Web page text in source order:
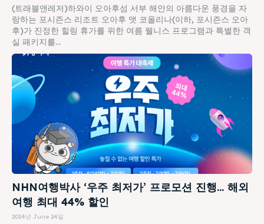
(트래블앤레저)하와이 오아후섬 서부 해안의 아름다운 풍경을 자
랑하는 포시즌스 리조트 오아후 앳 코올리나(이하, 포시즌스 오아
후)가 진정한 힐링 휴가를 위한 여름 웰니스 프로그램과 특별한 객
실 패키지를...
NHN여행박사 ‘우주 최저가’ 프로모션 진행… 해외
여행 최대 44% 할인
2024년 June 24일